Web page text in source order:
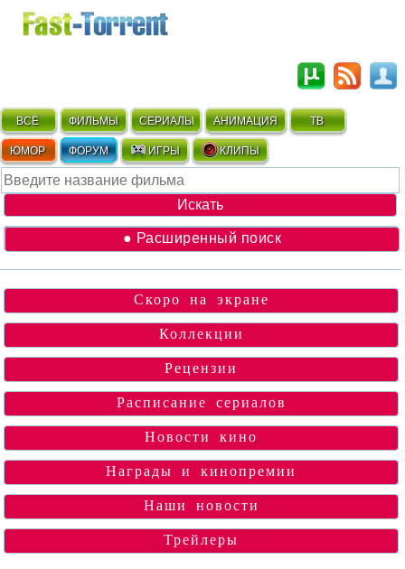
ВСЁ ФИЛЬМЫ СЕРИАЛЫ АНИМАЦИЯ ТВ
ЮМОР ФОРУМ ИГРЫ КЛИПЫ
● Расширенный поиск
Скоро на экране
Коллекции
Рецензии
Расписание сериалов
Новости кино
Награды и кинопремии
Наши новости
Трейлеры